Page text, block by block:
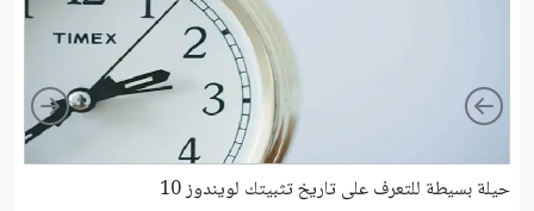
حيلة بسيطة للتعرف على تاريخ تثبيتك لويندوز 10
Left